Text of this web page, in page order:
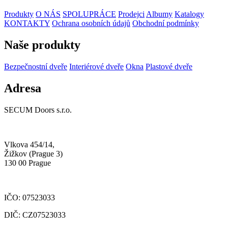
Produkty O NÁS SPOLUPRÁCE Prodejci Albumy Katalogy
KONTAKTY Ochrana osobních údajů Obchodní podmínky
Naše produkty
Bezpečnostní dveře Interiérové dveře Okna Plastové dveře
Adresa
SECUM Doors s.r.o.
Vlkova 454/14,
Žižkov (Prague 3)
130 00 Prague
IČO: 07523033
DIČ: CZ07523033